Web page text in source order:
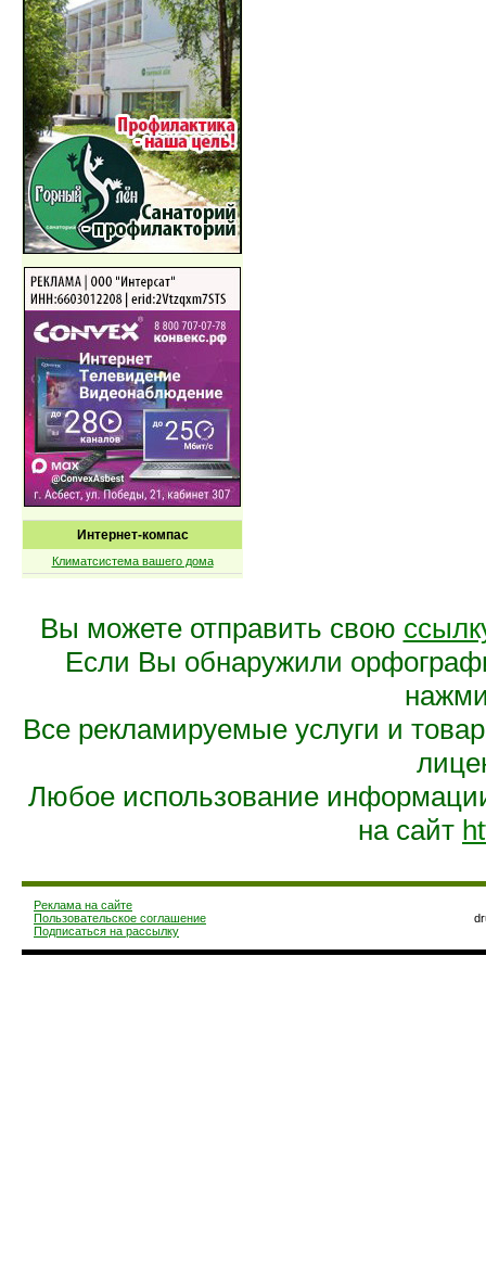
Интернет-компас
Климатсистема вашего дома
Вы можете отправить свою
Если Вы обнаружили
Все рекламируемые услуги и
Любое использование
на сайт
Реклама на сайте
Пользовательское соглашение
Подписаться на рассылку